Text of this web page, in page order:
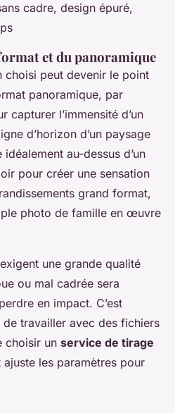
cadre, design épuré,
et du panoramique
choisi peut devenir le point
panoramique, par
capturer l’immensité d’un
d’horizon d’un paysage
au-dessus d’un
pour créer une sensation
grand format,
photo de famille en œuvre
une grande qualité
ou mal cadrée sera
en impact. C’est
travailler avec des fichiers
choisir un service de tirage
ajuste les paramètres pour